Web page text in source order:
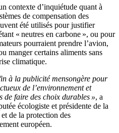
contexte d’inquiétude quant à
de compensation des
été utilisés pour justifier
« neutres en carbone », ou pour
pourraient prendre l’avion,
manger certains aliments sans
climatique.
à la publicité mensongère pour
de l’environnement et
de faire des choix durables », a
écologiste et présidente de la
de la protection des
européen.